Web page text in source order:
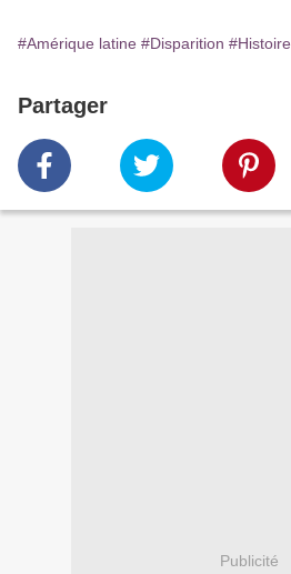
#Amérique latine #Disparition #Histoire
Partager
Publicité